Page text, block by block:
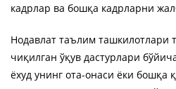
кадрлар ва бошқа кадрларни
Нодавлат таълим ташкилотлари
чиқилган ўқув дастурлари
ёхуд унинг ота-онаcи ёки бошқа